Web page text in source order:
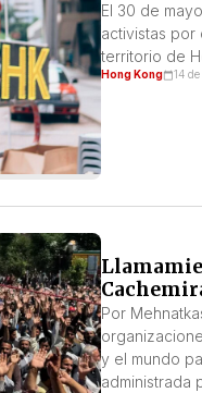
El 30 de
activistas por
territorio de
Hong Kong 14
Por
y el mundo
administrada